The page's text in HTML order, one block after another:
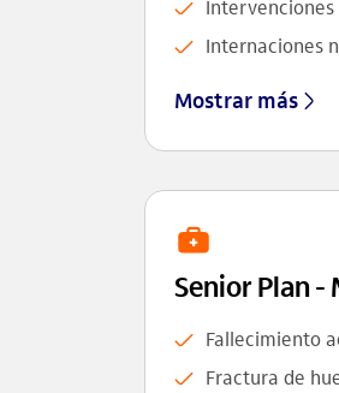
Internaciones
Mostrar más
Senior Plan -
Fallecimiento
Fractura de